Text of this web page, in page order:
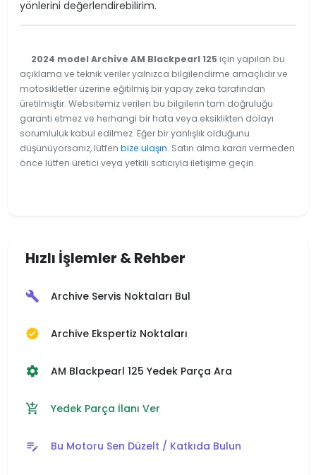
yönlerini değerlendirebilirim.
2024 model Archive AM Blackpearl 125 için yapılan bu
açıklama ve teknik veriler yalnızca bilgilendirme amaçlıdır ve
motosikletler üzerine eğitilmiş bir yapay zeka tarafından
üretilmiştir. Websitemiz verilen bu bilgilerin tam doğruluğu
garanti etmez ve herhangi bir hata veya eksiklikten dolayı
sorumluluk kabul edilmez. Eğer bir yanlışlık olduğunu
düşünüyorsanız, lütfen bize ulaşın. Satın alma kararı vermeden
önce lütfen üretici veya yetkili satıcıyla iletişime geçin.
Hızlı İşlemler & Rehber
build Archive Servis Noktaları Bul
verified Archive Ekspertiz Noktaları
settings AM Blackpearl 125 Yedek Parça Ara
add_shopping_cart Yedek Parça İlanı Ver
edit_note Bu Motoru Sen Düzelt / Katkıda Bulun